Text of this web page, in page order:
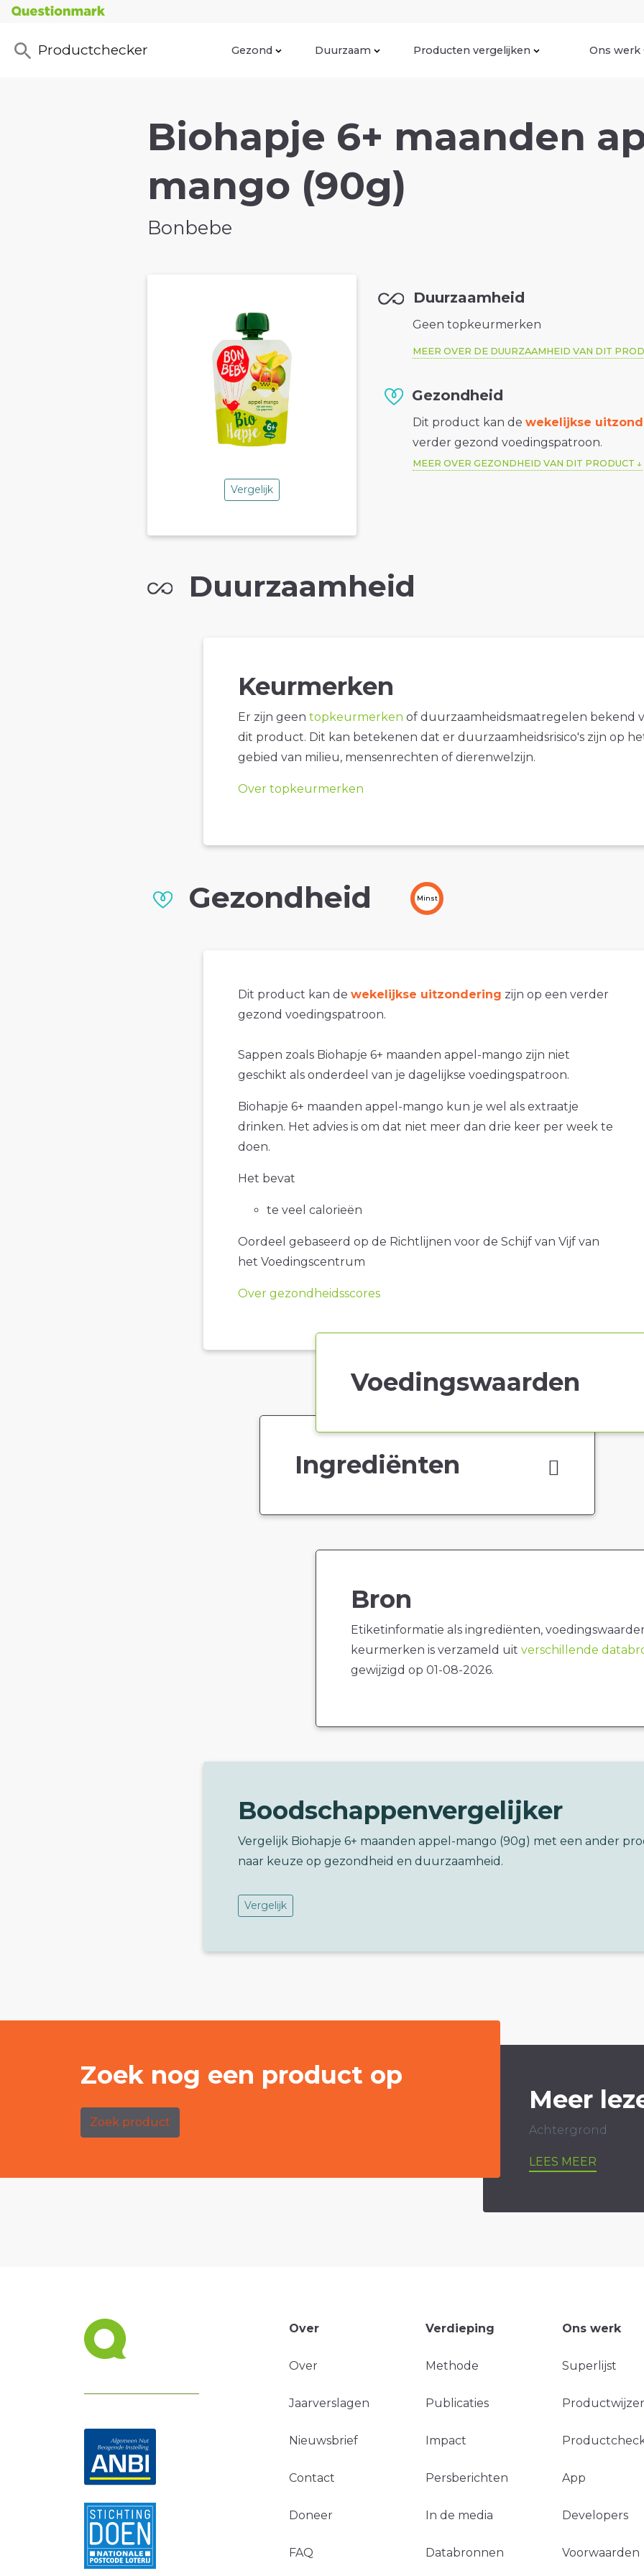
Productchecker Gezond Duurzaam Producten vergelijken Ons werk
Biohapje 6+ maanden
mango (90g)
Bonbebe
Vergelijk
Duurzaamheid
Geen topkeurmerken
MEER OVER DE DUURZAAMHEID VAN DIT
Gezondheid
Dit product kan dewekelijkse
verder gezond voedingspatroon.
MEER OVER GEZONDHEID VAN DIT PRODUCT
Duurzaamheid
Keurmerken
Er zijn geen topkeurmerken of duurzaamheidsmaatregelen bekend
dit product. Dit kan betekenen dat er duurzaamheidsrisico's zijn op
gebied van milieu, mensenrechten of dierenwelzijn.
Over topkeurmerken
Gezondheid Minst
Dit product kan de wekelijkse uitzondering zijn op een verder
gezond voedingspatroon.
Sappen zoals Biohapje 6+ maanden appel-mango zijn niet
geschikt als onderdeel van je dagelijkse voedingspatroon.
Biohapje 6+ maanden appel-mango kun je wel als extraatje
drinken. Het advies is om dat niet meer dan drie keer per week te
doen.
Het bevat
te veel calorieën
Oordeel gebaseerd op de Richtlijnen voor de Schijf van Vijf van
het Voedingscentrum
Over gezondheidsscores
Voedingswaarden
Ingrediënten
Bron
Etiketinformatie als ingrediënten,
keurmerken is verzameld uit verschillende
gewijzigd op 01-08-2026.
Boodschappenvergelijker
Vergelijk Biohapje 6+ maanden appel-mango (90g) met een ander
naar keuze op gezondheid en duurzaamheid.
Vergelijk
Zoek nog een product op
Zoek product
Meer
Achtergrond
LEES MEER
Over
Over
Jaarverslagen
Nieuwsbrief
Contact
Doneer
FAQ
Verdieping
Methode
Publicaties
Impact
Persberichten
In de media
Databronnen
Ons werk
Superlijst
App
Developers
Voorwaarden